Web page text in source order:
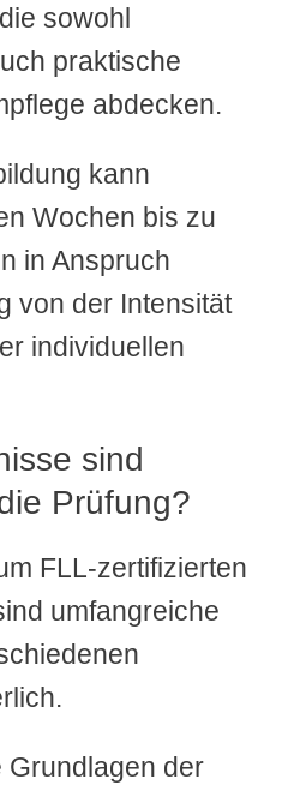
sowohl
praktische
abdecken.
kann
Wochen bis zu
in Anspruch
von der Intensität
individuellen
sind
Prüfung?
FLL-zertifizierten
umfangreiche
Grundlagen der